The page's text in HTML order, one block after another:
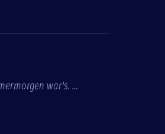
war's. …